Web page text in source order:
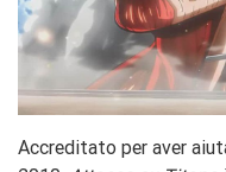
Accreditato per aver